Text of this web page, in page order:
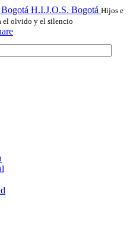
H.I.J.O.S. Bogotá Hijos e
el olvido y el silencio